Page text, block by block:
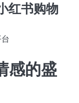
红书购物
感的盛